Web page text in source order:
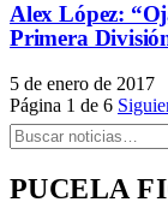
Alex López:
Primera
5 de enero de 2017
Página 1 de 6
PUCELA